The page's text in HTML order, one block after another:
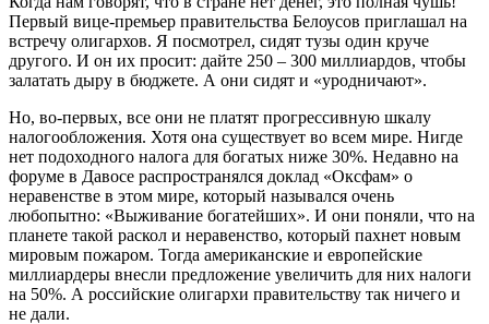
Первый вице-премьер правительства Белоусов приглашал на
встречу олигархов. Я посмотрел, сидят тузы один круче
другого. И он их просит: дайте 250 – 300 миллиардов, чтобы
залатать дыру в бюджете. А они сидят и «уродничают».
Но, во-первых, все они не платят прогрессивную шкалу
налогообложения. Хотя она существует во всем мире. Нигде
нет подоходного налога для богатых ниже 30%. Недавно на
форуме в Давосе распространялся доклад «Оксфам» о
неравенстве в этом мире, который назывался очень
любопытно: «Выживание богатейших». И они поняли, что на
планете такой раскол и неравенство, который пахнет новым
мировым пожаром. Тогда американские и европейские
миллиардеры внесли предложение увеличить для них налоги
на 50%. А российские олигархи правительству так ничего и
не дали.